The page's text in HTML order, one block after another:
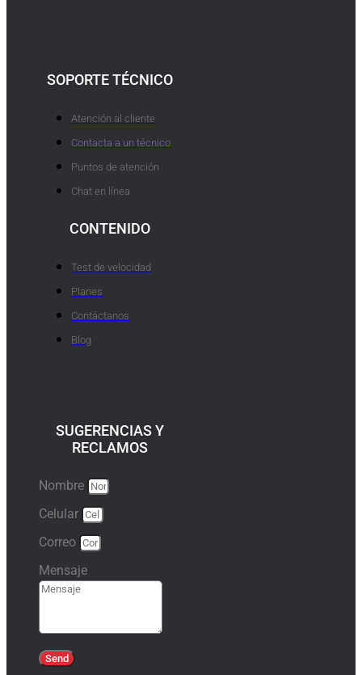
SOPORTE TÉCNICO
Atención al cliente
Contacta a un técnico
Puntos de atención
Chat en línea
CONTENIDO
Test de velocidad
Planes
Contáctanos
Blog
SUGERENCIAS Y
RECLAMOS
Nombre
Celular
Correo
Mensaje
Send